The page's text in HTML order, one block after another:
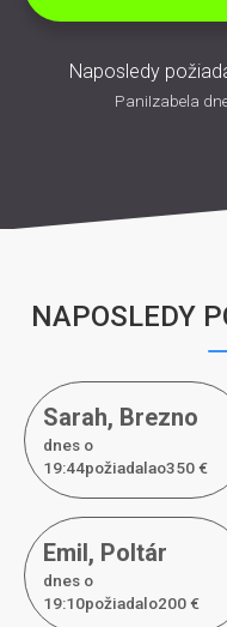
Naposledy
PaniIzabela
NAPOSLEDY
Sarah, Brezno
dnes o
19:44požiadalao350 €
Emil, Poltár
dnes o
19:10požiadalo200 €